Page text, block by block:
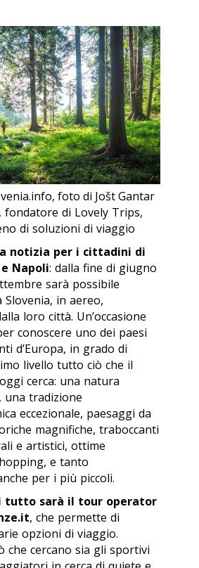
foto di Jošt Gantar
fondatore di Lovely Trips,
di soluzioni di viaggio
notizia per i cittadini di
Napoli: dalla fine di giugno
sarà possibile
in aereo,
loro città. Un’occasione
conoscere uno dei paesi
d’Europa, in grado di
livello tutto ciò che il
cerca: una natura
una tradizione
eccezionale, paesaggi da
magnifiche, traboccanti
e artistici, ottime
e tanto
per i più piccoli.
tutto sarà il tour operator
, che permette di
opzioni di viaggio.
che cercano sia gli sportivi